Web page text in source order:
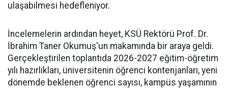
ulaşabilmesi hedefleniyor.
İncelemelerin ardından heyet, KSÜ Rektörü Prof. Dr.
İbrahim Taner Okumuş'un makamında bir araya geldi.
Gerçekleştirilen toplantıda 2026-2027 eğitim-öğretim
yılı hazırlıkları, üniversitenin öğrenci kontenjanları, yeni
dönemde beklenen öğrenci sayısı, kampüs yaşamının